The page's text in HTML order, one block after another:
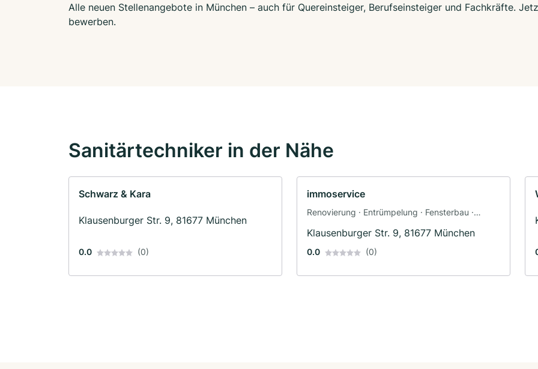
Alle neuen Stellenangebote in München – auch für Quereinsteiger, Berufseinsteiger und Fachkräfte.
bewerben.
Sanitärtechniker in der Nähe
Schwarz & Kara
Klausenburger Str. 9, 81677 München
0.0 (0)
immoservice
Renovierung · Entrümpelung · Fensterbau ·
Altbausanierung
Klausenburger Str. 9, 81677 München
0.0 (0)